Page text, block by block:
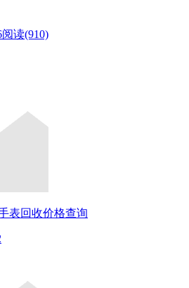
阅读(910)
表回收价格查询